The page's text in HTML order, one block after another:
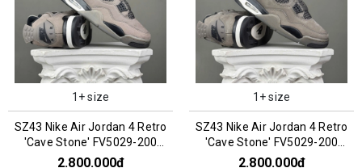
1+ size
SZ43 Nike Air Jordan 4 Retro
'Cave Stone' FV5029-200
066960
2.800.000₫
1+ size
SZ43 Nike Air Jordan 4 Retro
'Cave Stone' FV5029-200
066961
2.800.000₫